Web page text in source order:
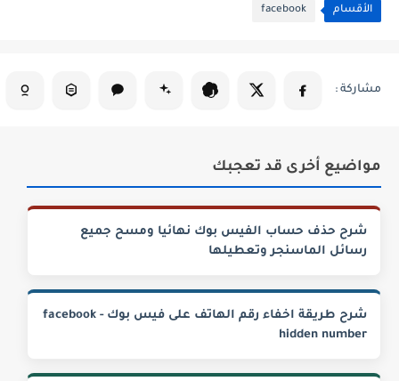
الأقسام facebook
مواضيع أخرى قد تعجبك
شرح حذف حساب الفيس بوك نهائيا ومسح جميع
رسائل الماسنجر وتعطيلها
شرح طريقة اخفاء رقم الهاتف على فيس بوك - facebook
hidden number